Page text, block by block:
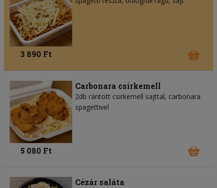
3 890 Ft
Carbonara csirkemell
2db rántott csirkemell sajttal, carbonara
spagettivel
5 080 Ft
Cézár saláta